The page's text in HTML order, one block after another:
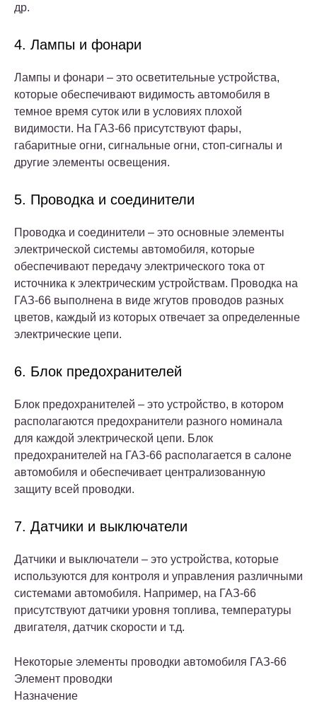
др.
4. Лампы и фонари
Лампы и фонари – это осветительные устройства,
которые обеспечивают видимость автомобиля в
темное время суток или в условиях плохой
видимости. На ГАЗ-66 присутствуют фары,
габаритные огни, сигнальные огни, стоп-сигналы и
другие элементы освещения.
5. Проводка и соединители
Проводка и соединители – это основные элементы
электрической системы автомобиля, которые
обеспечивают передачу электрического тока от
источника к электрическим устройствам. Проводка на
ГАЗ-66 выполнена в виде жгутов проводов разных
цветов, каждый из которых отвечает за определенные
электрические цепи.
6. Блок предохранителей
Блок предохранителей – это устройство, в котором
располагаются предохранители разного номинала
для каждой электрической цепи. Блок
предохранителей на ГАЗ-66 располагается в салоне
автомобиля и обеспечивает централизованную
защиту всей проводки.
7. Датчики и выключатели
Датчики и выключатели – это устройства, которые
используются для контроля и управления различными
системами автомобиля. Например, на ГАЗ-66
присутствуют датчики уровня топлива, температуры
двигателя, датчик скорости и т.д.
Некоторые элементы проводки автомобиля ГАЗ-66
Элемент проводки
Назначение